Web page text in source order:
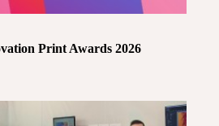
Print Awards 2026